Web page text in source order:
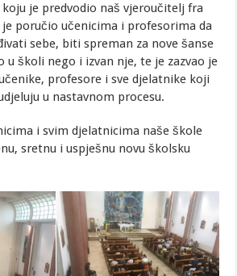
je predvodio naš vjeroučitelj fra
je poručio učenicima i profesorima da
sebe, biti spreman za nove šanse
u školi nego i izvan nje, te je zazvao je
profesore i sve djelatnike koji
u nastavnom procesu.
i svim djelatnicima naše škole
sretnu i uspješnu novu školsku